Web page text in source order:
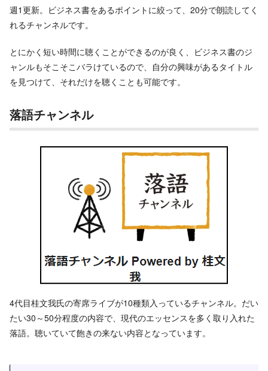
週1更新。ビジネス書をあるポイントに絞って、20分で朗読してく
れるチャンネルです。
とにかく短い時間に聴くことができるのが良く、ビジネス書のジ
ャンルもそこそこバラけているので、自分の興味があるタイトル
を見つけて、それだけを聴くことも可能です。
落語チャンネル
4代目桂文我氏の寄席ライブが10種類入っているチャンネル。だい
たい30～50分程度の内容で、現代のエッセンスを多く取り入れた
落語。聴いていて飽きの来ない内容となっています。